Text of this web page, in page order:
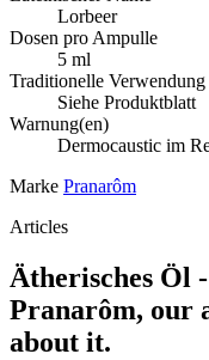
Lorbeer
Dosen pro Ampulle
5 ml
Traditionelle Verwendung
Siehe Produktblatt
Warnung(en)
Dermocaustic im
Marke Pranarôm
Articles
Ätherisches Öl
Pranarôm, our
about it.